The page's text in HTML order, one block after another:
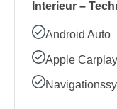
Interieur –
Android Auto
Apple Carplay